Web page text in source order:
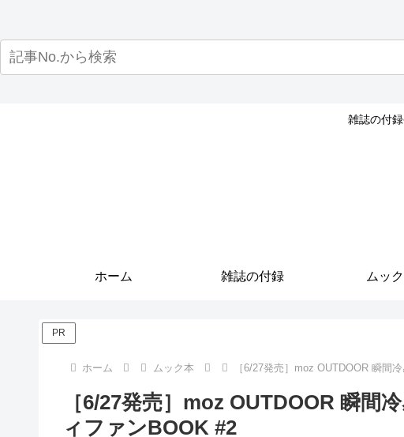
雑誌の付
ホーム 雑誌の付録 ムッ
PR
ホーム ムック本 ［6/27発売］moz OUTDOOR 瞬間
［6/27発売］moz OUTDOOR 瞬間
ィファンBOOK #2